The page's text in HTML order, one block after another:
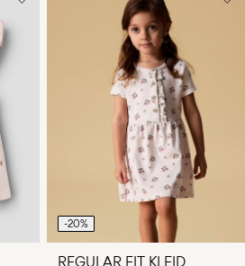
-20%
REGULAR FIT KLEID